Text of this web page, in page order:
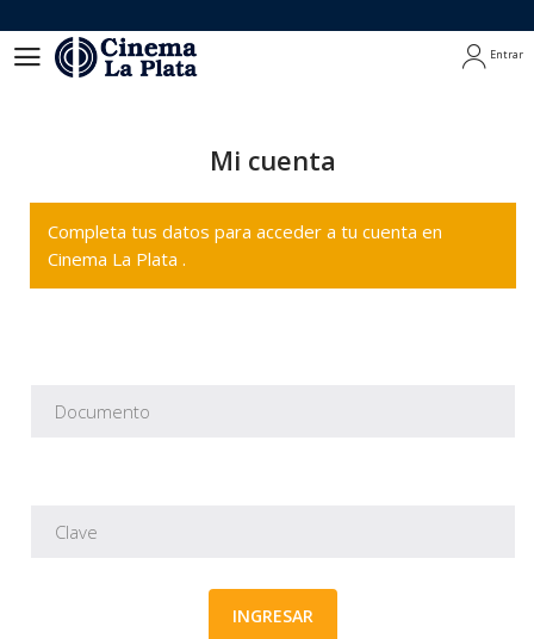
Entrar
Mi cuenta
Completa tus datos para acceder a tu cuenta en
Cinema La Plata .
INGRESAR